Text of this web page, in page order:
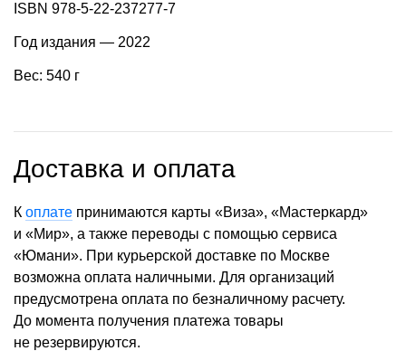
ISBN 978-5-22-237277-7
Год издания — 2022
Вес: 540 г
Доставка и оплата
К оплате принимаются карты «Виза», «Мастеркард»
и «Мир», а также переводы с помощью сервиса
«Юмани». При курьерской доставке по Москве
возможна оплата наличными. Для организаций
предусмотрена оплата по безналичному расчету.
До момента получения платежа товары
не резервируются.